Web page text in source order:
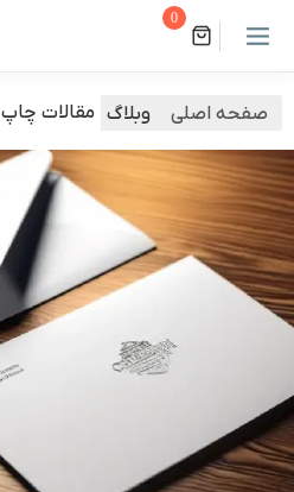
0
صفحه اصلی وبلاگ مقالات چاپ